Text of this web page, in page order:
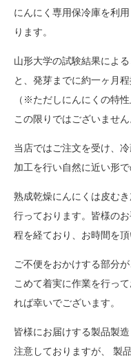
にんにく専用保冷庫を利
ります。
山形大学の試験結果によ
と、発芽までに約一ヶ月
（※ただしにんにくの特
この限りではございません
当店ではご注文を受け、
加工を行い自然に近い形
熟成乾燥にんにくは皮む
行っております。皆様の
程を経ており、お時間を
ご不便をおかけする部分
こめて着実に作業を行っ
れば幸いでございます。
皆様にお届けする製品製
注意しておりますが、 製